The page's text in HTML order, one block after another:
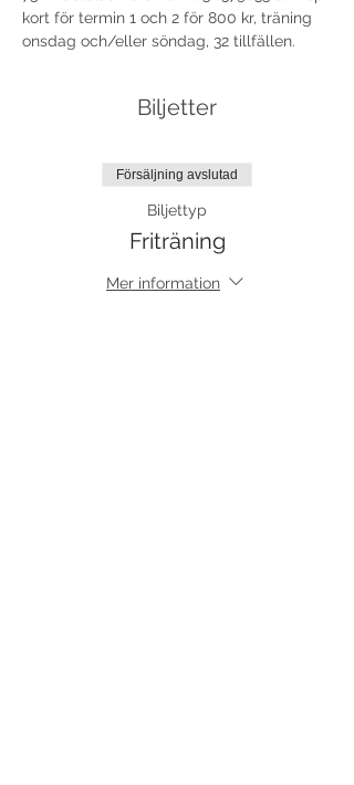
kort för termin 1 och 2 för 800 kr, träning
onsdag och/eller söndag, 32 tillfällen.
Biljetter
Försäljning avslutad
Biljettyp
Friträning
Mer information